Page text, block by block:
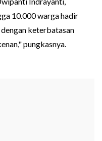
10.000 warga hadir
keterbatasan
pungkasnya.